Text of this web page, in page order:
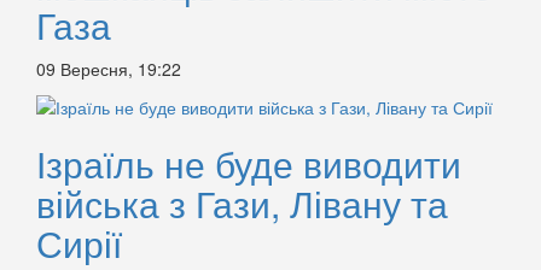
Газа
09 Вересня, 19:22
Ізраїль не буде виводити
війська з Гази, Лівану та
Сирії